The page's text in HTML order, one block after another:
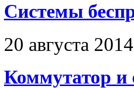
Системы
20 августа 2014
Коммутатор и